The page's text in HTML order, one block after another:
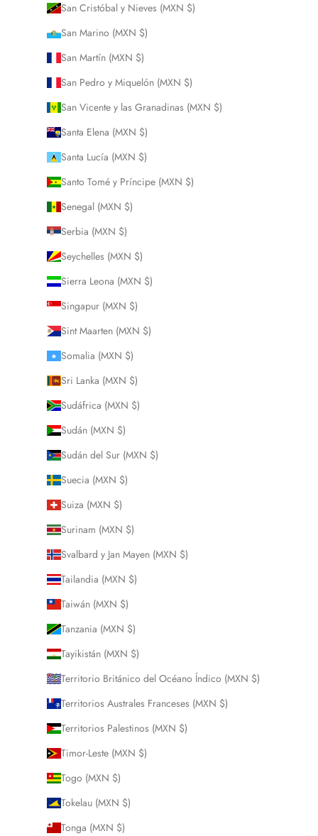
San Cristóbal y Nieves (MXN $)
San Marino (MXN $)
San Martín (MXN $)
San Pedro y Miquelón (MXN $)
San Vicente y las Granadinas (MXN $)
Santa Elena (MXN $)
Santa Lucía (MXN $)
Santo Tomé y Príncipe (MXN $)
Senegal (MXN $)
Serbia (MXN $)
Seychelles (MXN $)
Sierra Leona (MXN $)
Singapur (MXN $)
Sint Maarten (MXN $)
Somalia (MXN $)
Sri Lanka (MXN $)
Sudáfrica (MXN $)
Sudán (MXN $)
Sudán del Sur (MXN $)
Suecia (MXN $)
Suiza (MXN $)
Surinam (MXN $)
Svalbard y Jan Mayen (MXN $)
Tailandia (MXN $)
Taiwán (MXN $)
Tanzania (MXN $)
Tayikistán (MXN $)
Territorio Británico del Océano Índico (MXN $)
Territorios Australes Franceses (MXN $)
Territorios Palestinos (MXN $)
Timor-Leste (MXN $)
Togo (MXN $)
Tokelau (MXN $)
Tonga (MXN $)